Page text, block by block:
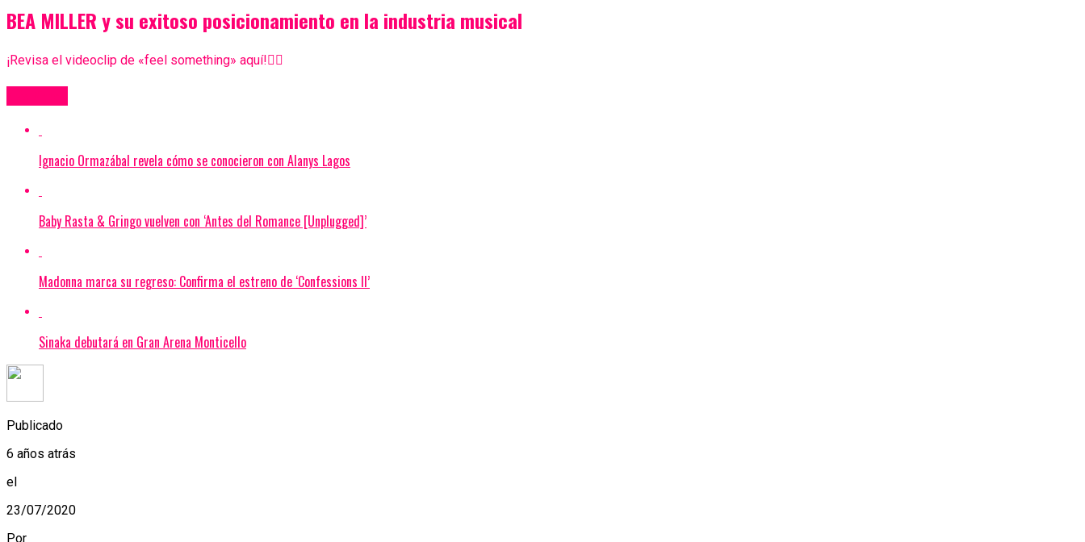
BEA MILLER y su exitoso posicionamiento en la industria musical
¡Revisa el videoclip de «feel something» aquí!👇🏼
Ignacio Ormazábal revela cómo se conocieron con Alanys Lagos
Baby Rasta & Gringo vuelven con ‘Antes del Romance [Unplugged]’
Madonna marca su regreso: Confirma el estreno de ‘Confessions II’
Sinaka debutará en Gran Arena Monticello
Publicado
6 años atrás
el
23/07/2020
Por